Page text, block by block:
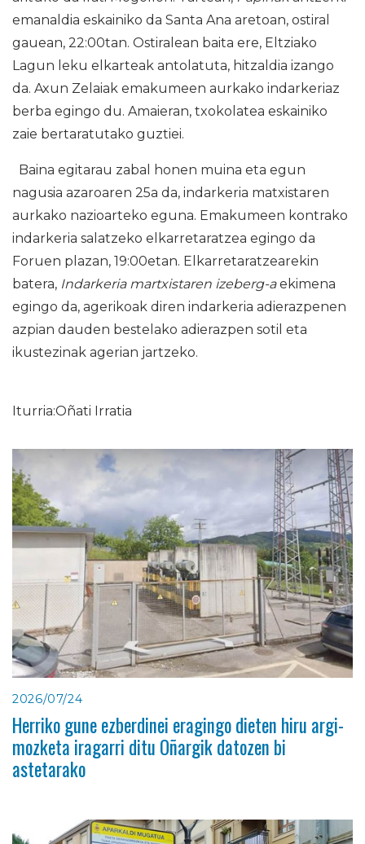
emanaldia eskainiko da Santa Ana aretoan, ostiral
gauean, 22:00tan. Ostiralean baita ere, Eltziako
Lagun leku elkarteak antolatuta, hitzaldia izango
da. Axun Zelaiak emakumeen aurkako indarkeriaz
berba egingo du. Amaieran, txokolatea eskainiko
zaie bertaratutako guztiei.
Baina egitarau zabal honen muina eta egun
nagusia azaroaren 25a da, indarkeria matxistaren
aurkako nazioarteko eguna. Emakumeen kontrako
indarkeria salatzeko elkarretaratzea egingo da
Foruen plazan, 19:00etan. Elkarretaratzearekin
batera, Indarkeria martxistaren izeberg-aekimena
egingo da, agerikoak diren indarkeria adierazpenen
azpian dauden bestelako adierazpen sotil eta
ikustezinak agerian jartzeko.
Iturria:Oñati Irratia
2026/07/24
Herriko gune ezberdinei eragingo dieten hiru argi-
mozketa iragarri ditu Oñargik datozen bi
astetarako